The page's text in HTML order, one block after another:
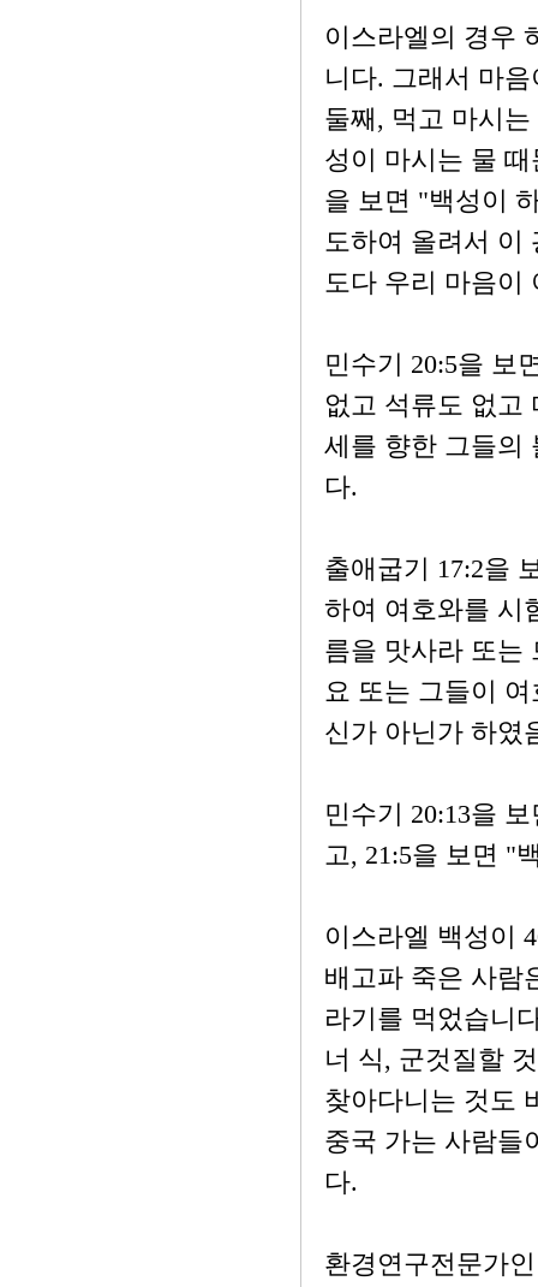
이스라엘의 경우
니다. 그래서 마
둘째, 먹고 마시
성이 마시는 물
을 보면 "백성이
도하여 올려서 이
도다 우리 마음이
민수기 20:5을 보
없고 석류도 없고
세를 향한 그들의
다.
출애굽기 17:2을
하여 여호와를 시
름을 맛사라 또는
요 또는 그들이
신가 아닌가 하였
민수기 20:13을
고, 21:5을 보면 "
이스라엘 백성이
배고파 죽은 사람
라기를 먹었습니
너 식, 군것질할
찾아다니는 것도
중국 가는 사람들
다.
환경연구전문가